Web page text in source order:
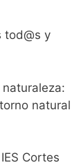
tod@s y
natural
Cortes